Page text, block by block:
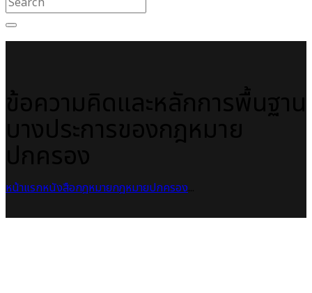
หน้าแรกหนังสือกฎหมายกฎหมายปกครอง